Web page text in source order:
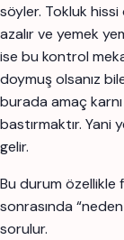
söyler. Tokluk
azalır ve yemek
ise bu kontrol
doymuş olsanız
burada amaç
bastırmaktır.
gelir.
Bu durum özellikle
sonrasında
sorulur.